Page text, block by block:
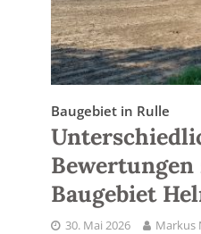
Baugebiet in Rulle
Bewertungen
Baugebiet
30. Mai 2026
Markus